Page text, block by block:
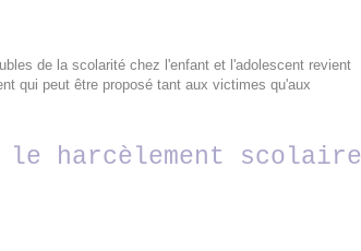
de la scolarité chez l'enfant et l'adolescent revient
qui peut être proposé tant aux victimes qu'aux
le harcèlement scolaire